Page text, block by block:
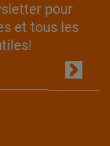
pour
et tous les